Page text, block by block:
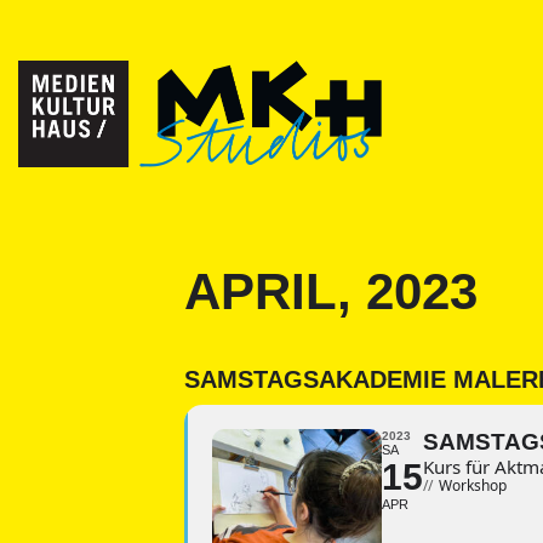
APRIL, 2023
SAMSTAGSAKADEMIE
2023
SA
15
APR
Kurs für
// Workshop